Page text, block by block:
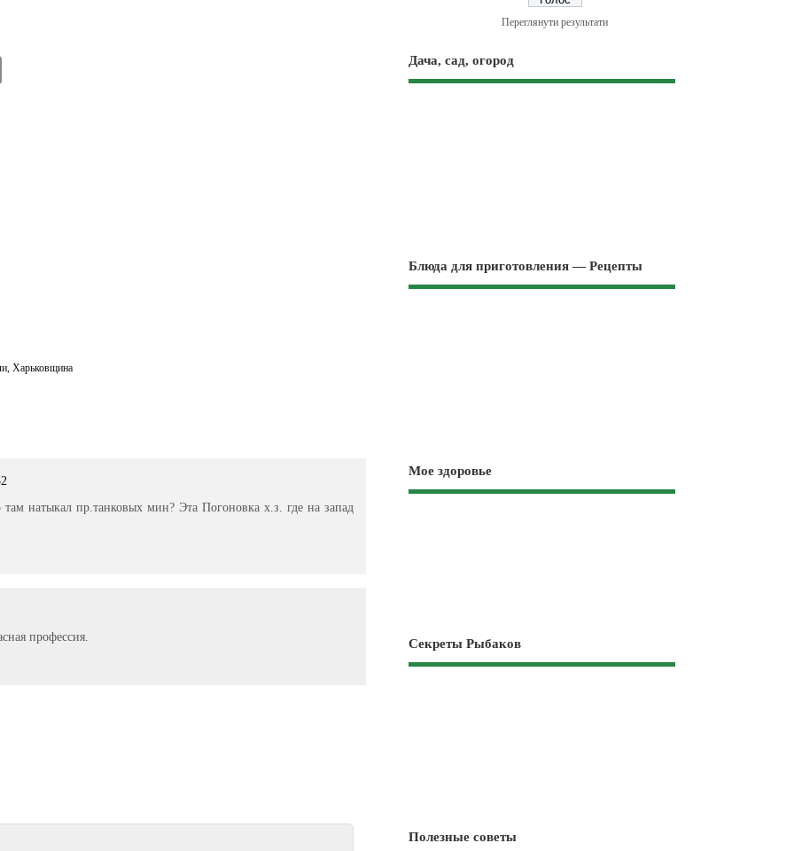
,Харьковщина
там натыкал пр.танковых мин? Эта Погоновка х.з. где на запад
профессия.
Переглянути результати
Дача, сад, огород
Блюда для приготовления — Рецепты
Мое здоровье
Секреты Рыбаков
Полезные советы